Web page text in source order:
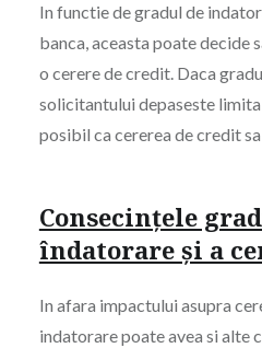
In functie de gradul de
banca, aceasta poate decide
o cerere de credit. Daca
solicitantului depaseste
posibil ca cererea de credit
Consecințele
îndatorare și a
In afara impactului asupra
indatorare poate avea si alte